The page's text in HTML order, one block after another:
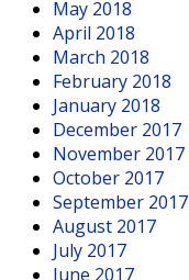
May 2018
April 2018
March 2018
February 2018
January 2018
December 2017
November 2017
October 2017
September 2017
August 2017
July 2017
June 2017